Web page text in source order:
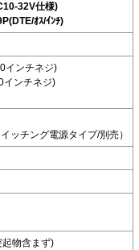
32V仕様)
ｵｽ/ｲﾝﾁ)
インチネジ)
インチネジ)
ッチング電源タイプ/別売）
物含まず)